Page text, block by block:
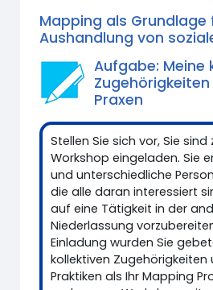
Mapping als Grundlage
Aushandlung von
Aufgabe: Meine
Praxen
Stellen Sie sich vor, Sie sind
Workshop eingeladen. Sie
und unterschiedliche
die alle daran interessiert
auf eine Tätigkeit in der
Niederlassung
Einladung wurden Sie
kollektiven Zugehörigkeiten
Praktiken als Ihr Mapping